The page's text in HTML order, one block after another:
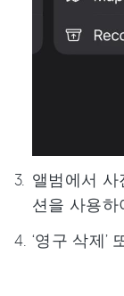
앨범에서
션을 사용하
‘영구 삭제’